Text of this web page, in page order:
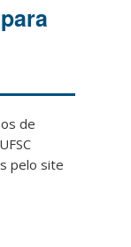
de
pelo site